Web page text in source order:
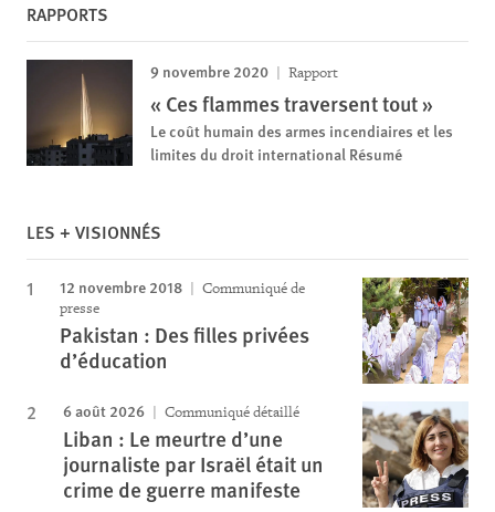
RAPPORTS
9 novembre 2020 Rapport
« Ces flammes traversent tout »
Le coût humain des armes incendiaires et les
limites du droit international Résumé
LES + VISIONNÉS
12 novembre 2018
Communiqué de
presse
Pakistan : Des filles privées
d’éducation
6 août 2026 Communiqué détaillé
Liban : Le meurtre d’une
journaliste par Israël était un
crime de guerre manifeste